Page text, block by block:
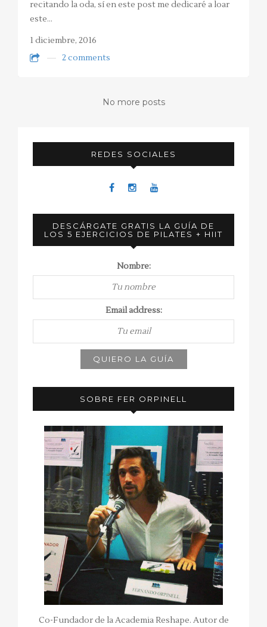
recitando la oda, sí en este post me dedicaré a loar
este…
1 diciembre, 2016
2 comments
No more posts
REDES SOCIALES
DESCÁRGATE GRATIS LA GUÍA DE
LOS 5 EJERCICIOS DE PILATES + HIIT
Nombre:
Email address:
SOBRE FER ORPINELL
Co-Fundador de la Academia Reshape. Autor de